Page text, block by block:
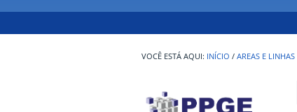
INÍCIO / AREAS E